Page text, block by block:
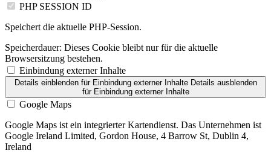
PHP SESSION ID
Speichert die aktuelle PHP-Session.
Speicherdauer: Dieses Cookie bleibt nur für die aktuelle
Browsersitzung bestehen.
Einbindung externer Inhalte
Details einblendenfür Einbindung externer Inhalte Details ausblenden
für Einbindung externer Inhalte
Google Maps
Google Maps ist ein integrierter Kartendienst. Das Unternehmen ist
Google Ireland Limited, Gordon House, 4 Barrow St, Dublin 4,
Ireland